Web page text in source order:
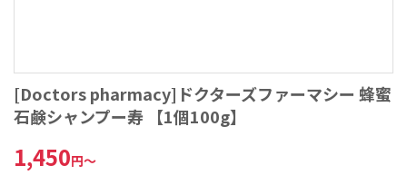
[Doctors pharmacy]ドクターズファーマシー 蜂蜜
石鹸シャンプー寿 【1個100g】
1,450円～